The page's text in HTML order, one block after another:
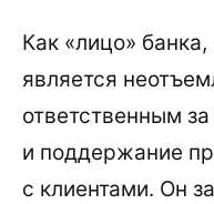
Как «лицо»
является
ответственным
и поддержание
с клиентами. Он